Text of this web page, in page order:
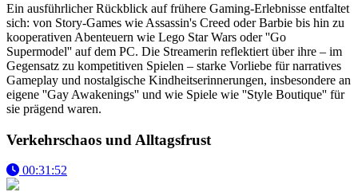
Ein ausführlicher Rückblick auf frühere Gaming-Erlebnisse entfaltet
sich: von Story-Games wie Assassin's Creed oder Barbie bis hin zu
kooperativen Abenteuern wie Lego Star Wars oder ''Go
Supermodel'' auf dem PC. Die Streamerin reflektiert über ihre – im
Gegensatz zu kompetitiven Spielen – starke Vorliebe für narratives
Gameplay und nostalgische Kindheitserinnerungen, insbesondere an
eigene ''Gay Awakenings'' und wie Spiele wie ''Style Boutique'' für
sie prägend waren.
Verkehrschaos und Alltagsfrust
00:31:52